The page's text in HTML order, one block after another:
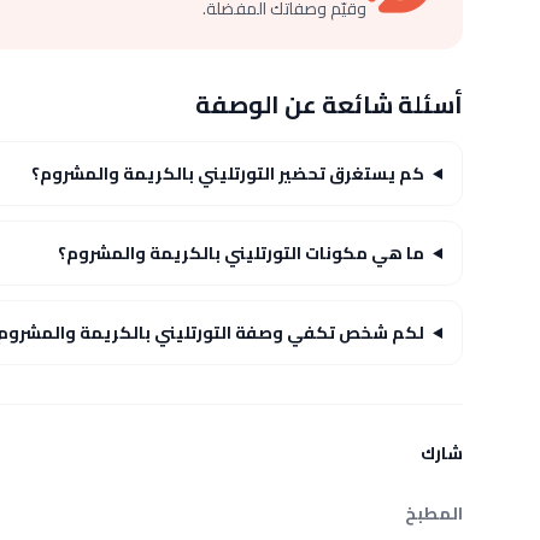
وقيّم وصفاتك المفضلة.
أسئلة شائعة عن الوصفة
كم يستغرق تحضير التورتليني بالكريمة والمشروم؟
ما هي مكونات التورتليني بالكريمة والمشروم؟
لكم شخص تكفي وصفة التورتليني بالكريمة
شارك
المطبخ